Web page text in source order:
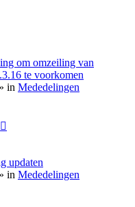
om omzeiling van
te voorkomen
in Mededelingen
updaten
in Mededelingen